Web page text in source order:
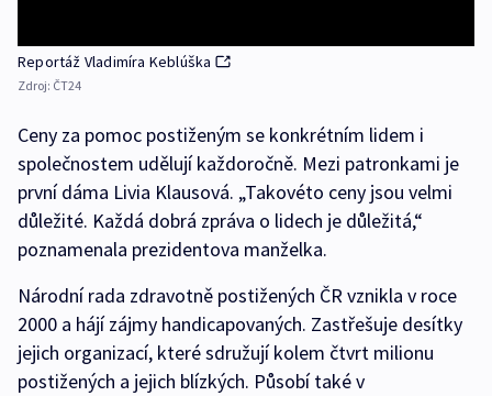
Reportáž Vladimíra Keblúška
Zdroj: ČT24
Ceny za pomoc postiženým se konkrétním lidem i
společnostem udělují každoročně. Mezi patronkami je
první dáma Livia Klausová. „Takovéto ceny jsou velmi
důležité. Každá dobrá zpráva o lidech je důležitá,“
poznamenala prezidentova manželka.
Národní rada zdravotně postižených ČR vznikla v roce
2000 a hájí zájmy handicapovaných. Zastřešuje desítky
jejich organizací, které sdružují kolem čtvrt milionu
postižených a jejich blízkých. Působí také v